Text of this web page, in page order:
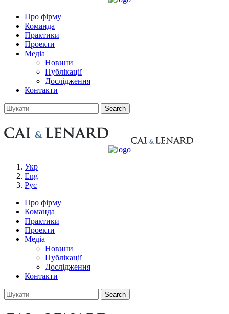
Про фірму
Команда
Практики
Проекти
Медіа
Новини
Публікації
Дослідження
Контакти
Укр
Eng
Рус
Про фірму
Команда
Практики
Проекти
Медіа
Новини
Публікації
Дослідження
Контакти